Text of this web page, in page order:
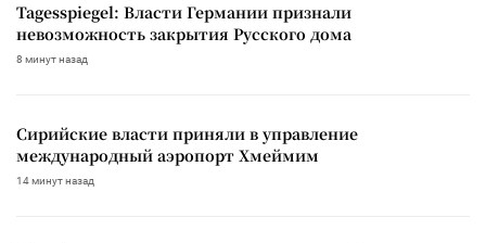
Tagesspiegel: Власти Германии признали
невозможность закрытия Русского дома
8 минут назад
Сирийские власти приняли в управление
международный аэропорт Хмеймим
14 минут назад